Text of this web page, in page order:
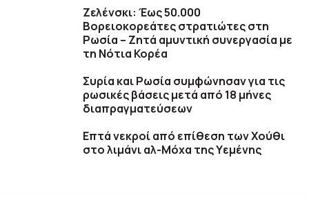
Ζελένσκι: Έως 50.000
Βορειοκορεάτες στρατιώτες στη
Ρωσία – Ζητά αμυντική συνεργασία με
τη Νότια Κορέα
Συρία και Ρωσία συμφώνησαν για τις
ρωσικές βάσεις μετά από 18 μήνες
διαπραγματεύσεων
Επτά νεκροί από επίθεση των Χούθι
στο λιμάνι αλ-Μόχα της Υεμένης